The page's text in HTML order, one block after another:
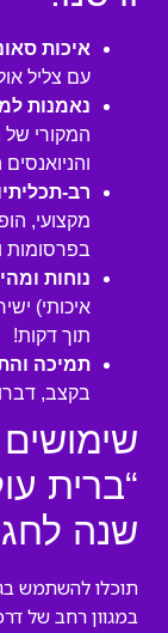
איכות
עם צליל
נאמנות
המקורי של
רב-
מקצועי,
בפרסומות
נוחות
איכותי)
תוך דקות!
תמיכה
בקצב,
שנה
תוכלו להשתמש
במגוון רחב של